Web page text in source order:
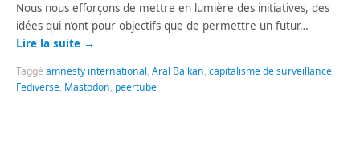
Nous nous efforçons de mettre en lumière des initiatives, des
idées qui n’ont pour objectifs que de permettre un futur…
Lire la suite →
Taggéamnesty international,Aral Balkan,capitalisme de surveillance,
Fediverse, Mastodon, peertube